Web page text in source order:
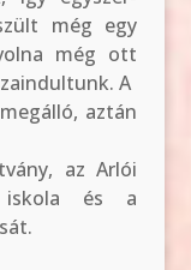
még egy
még ott
A
aztán
az Arlói
iskola és a